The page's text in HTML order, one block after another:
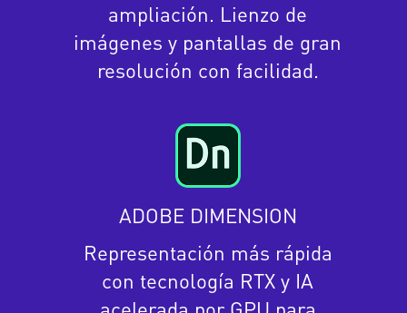
ampliación. Lienzo de
imágenes y pantallas de gran
resolución con facilidad.
ADOBE DIMENSION
Representación más rápida
con tecnología RTX y IA